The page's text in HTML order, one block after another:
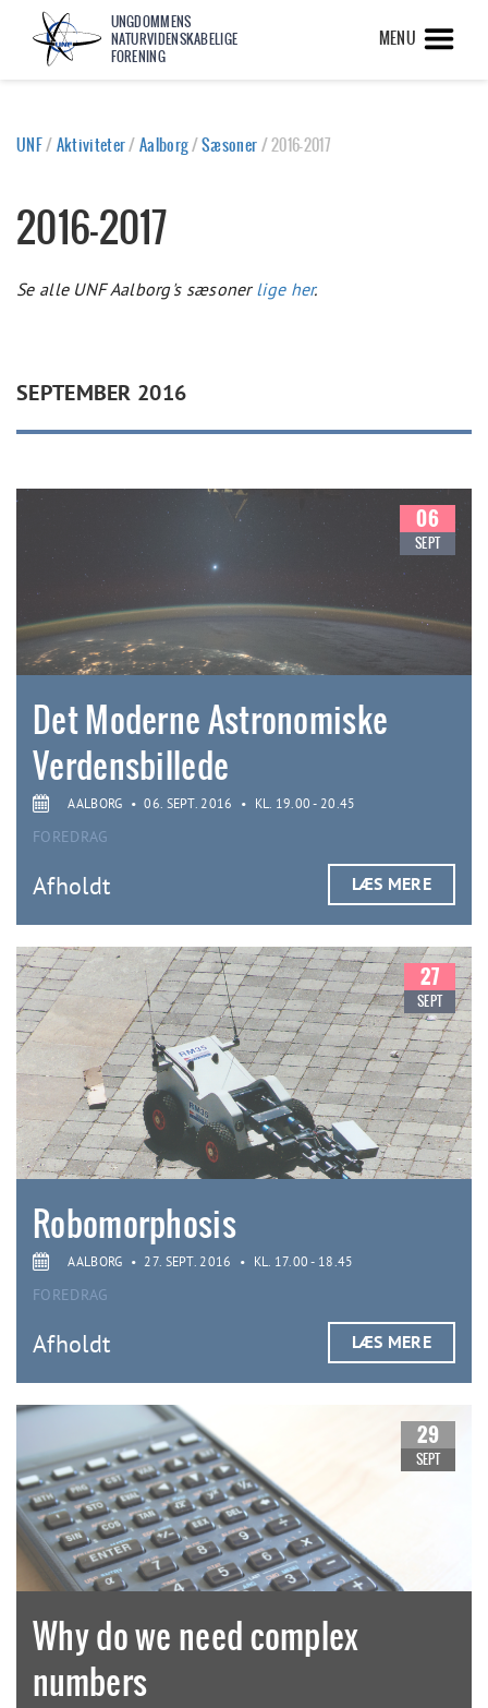
UNGDOMMENS
NATURVIDENSKABELIGE
FORENING
MENU
UNF/Aktiviteter/Aalborg/Sæsoner/2016-2017
2016-2017
Se alle UNF Aalborg's sæsoner lige her.
SEPTEMBER 2016
06
SEPT
Det Moderne Astronomiske
Verdensbillede
AALBORG • 06. SEPT. 2016 • KL. 19.00 - 20.45
FOREDRAG
Afholdt LÆS MERE
27
SEPT
Robomorphosis
AALBORG • 27. SEPT. 2016 • KL. 17.00 - 18.45
FOREDRAG
Afholdt LÆS MERE
29
SEPT
Why do we need complex
numbers